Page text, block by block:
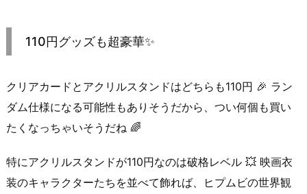
110円グッズも超豪華✨
クリアカードとアクリルスタンドはどちらも110円 🎉 ラン
ダム仕様になる可能性もありそうだから、つい何個も買い
たくなっちゃいそうだね 🌈
特にアクリルスタンドが110円なのは破格レベル 💥 映画衣
装のキャラクターたちを並べて飾れば、ヒプムビの世界観